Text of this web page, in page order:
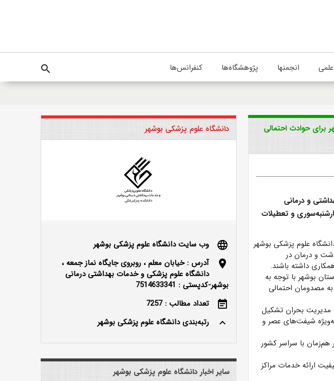
انجمنها پژوهشگاه‌ها کنفرانس‌ها search
برای حوادث احتمالی
و درمانی
و تعطیلات
علوم پزشکی بوشهر
و درمان در
بوشهر با توجه به
بهینه و به‌موقع به مصدومان احتمالی
مدیریت بحران تشکیل
شیفت‌های عصر و
اسفند تا ۱۸ فروردین ۱۴۰۳ در استان بوشهر هم‌زمان با سراسر کشور
ارائه خدمات مراکز
دانشگاه علوم پزشکی بوشهر
language
وب سایت دانشگاه علوم پزشکی بوشهر
location_on
آدرس : خیابان معلم ، روبروی جایگاه نماز جمعه ،
دانشگاه علوم پزشکی و خدمات بهداشتی درمانی
بوشهر-کدپستی : 7514633341
event_note
تعداد مطالب : 7257
keyboard_arrow_up
رتبه‌بندی دانشگاه علوم پزشکی بوشهر
سایر اخبار دانشگاه علوم پزشکی بوشهر